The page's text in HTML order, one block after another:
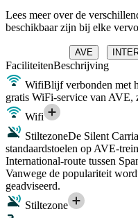
Lees meer over de
beschikbaar zijn bij elke
AVE
FaciliteitenBeschrijving
WifiBlijf verbonden met
gratis WiFi-service van
Wifi
StiltezoneDe Silent
standaardstoelen op AVE-
International-route tussen
Vanwege de populariteit
geadviseerd.
Stiltezone